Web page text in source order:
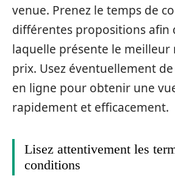
venue. Prenez le temps de
différentes propositions afin
laquelle présente le
prix. Usez éventuellement
en ligne pour obtenir une
rapidement et efficacement.
Lisez attentivement les
conditions